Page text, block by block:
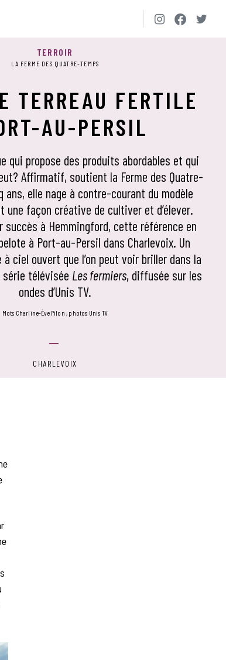
TERROIR
LA FERME DES QUATRE-TEMPS
TERREAU FERTILE
AU-PERSIL
qui propose des produits abordables et qui
Affirmatif, soutient la Ferme des Quatre-
ans, elle nage à contre-courant du modèle
une façon créative de cultiver et d’élever.
succès à Hemmingford, cette référence en
à Port-au-Persil dans Charlevoix. Un
ciel ouvert que l’on peut voir briller dans la
série télévisée Les fermiers, diffusée sur les
ondes d’Unis TV.
mots Charline-Ève Pilon photos Unis TV
CHARLEVOIX